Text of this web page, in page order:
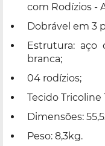
com Rodízios -
Dobrável em 3
Estrutura: aço
branca;
04 rodízios;
Tecido Tricoline
Dimensões:
Peso: 8,3kg.